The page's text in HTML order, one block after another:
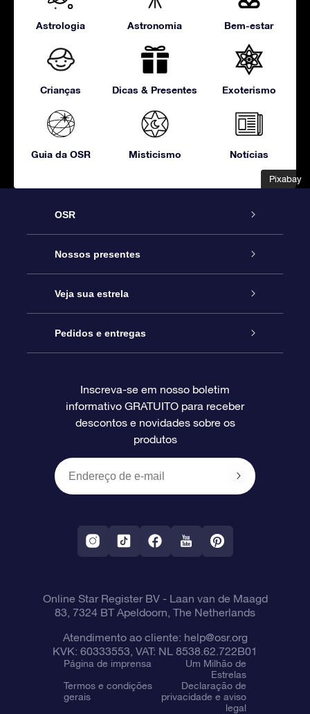
Pixabay
Pixabay
Astrologia Astronomia Bem-estar
Crianças Dicas & Presentes Exoterismo
Guia da OSR Misticismo Notícias
OSR
Serviço
Entre em contato conosco
Blog
Avaliações
Nossos presentes
Presente estrelar on-line
Pacote de presente da OSR
O cartão de presente da OSR
Presentes corporativos
Veja sua estrela
Star Register
Página estelar personalizada
Um Milhão de Estrelas
OSR Starsaver
Aplicativo RV Fly me to the stars
Pedidos e entregas
Informações de pagamento
Política de devolução
Constelações
Inscreva-se em nosso boletim
informativo GRATUITO para receber
descontos e novidades sobre os
produtos
Online Star Register BV- Laan van de Maagd
83, 7324 BT Apeldoorn, The Netherlands
Atendimento ao cliente: help@osr.org
KVK: 60333553, VAT: NL 8538.62.722B01
Página de imprensa
Um Milhão de
Estrelas
Termos e condições
gerais
Declaração de
privacidade e aviso
legal